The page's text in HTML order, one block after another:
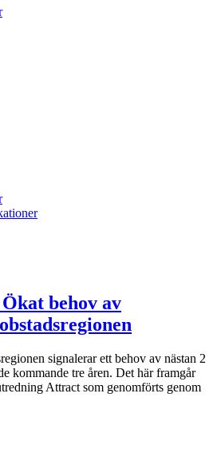
behov av
signalerar ett behov av nästan 2
kommande tre åren. Det här framgår
Attract som genomförts genom